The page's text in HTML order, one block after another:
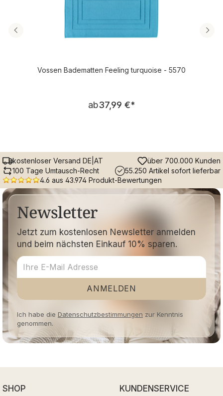
Vossen Badematten Feeling turquoise - 5570
Regulärer Preis:
ab37,99 €*
kostenloser Versand DE|AT
über 700.000 Kunden
100 Tage Umtausch-Recht
55.250 Artikel sofort lieferbar
4.6 aus 43.974 Produkt-Bewertungen
Newsletter
Jetzt zum kostenlosen Newsletter anmelden
und beim nächsten Einkauf 10% sparen.
ANMELDEN
Ich habe die Datenschutzbestimmungen zur Kenntnis
genommen.
SHOP KUNDENSERVICE